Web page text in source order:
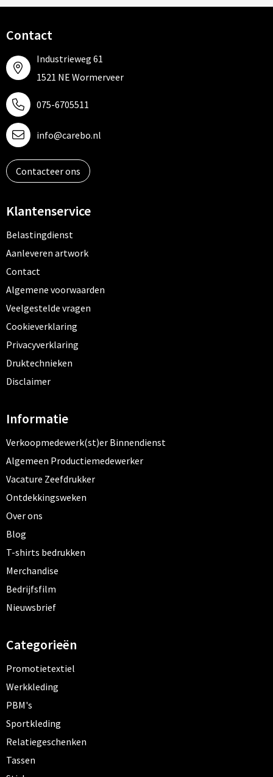
Contact
Industrieweg 61
1521 NE Wormerveer
075-6705511
info@carebo.nl
Contacteer ons
Klantenservice
Belastingdienst
Aanleveren artwork
Contact
Algemene voorwaarden
Veelgestelde vragen
Cookieverklaring
Privacyverklaring
Druktechnieken
Disclaimer
Informatie
Verkoopmedewerk(st)er Binnendienst
Algemeen Productiemedewerker
Vacature Zeefdrukker
Ontdekkingsweken
Over ons
Blog
T-shirts bedrukken
Merchandise
Bedrijfsfilm
Nieuwsbrief
Categorieën
Promotietextiel
Werkkleding
PBM's
Sportkleding
Relatiegeschenken
Tassen